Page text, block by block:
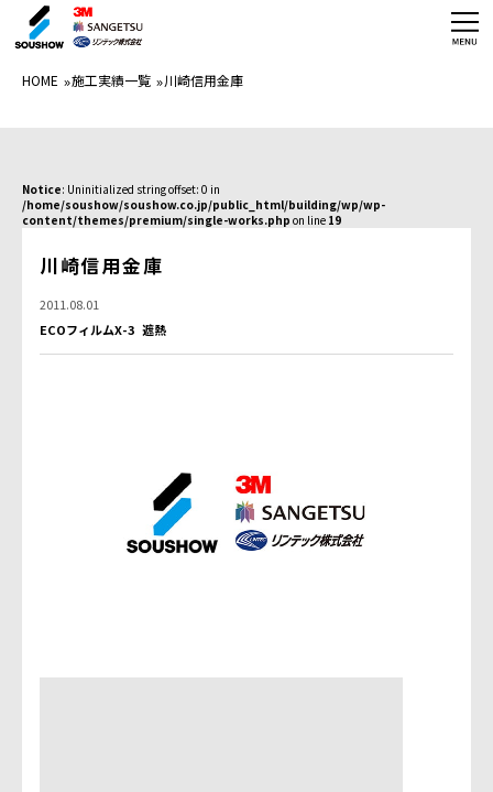
HOME
施工体制
ガラスフィルム技能者養成講座
お見積り・お問合せ
HOME 施工実績一覧 川崎信用金庫
Notice: Uninitialized string offset: 0 in
/home/soushow/soushow.co.jp/public_html/building/wp/wp-
content/themes/premium/single-works.php on line 19
川崎信用金庫
2011.08.01
ECOフィルムX-3 遮熱